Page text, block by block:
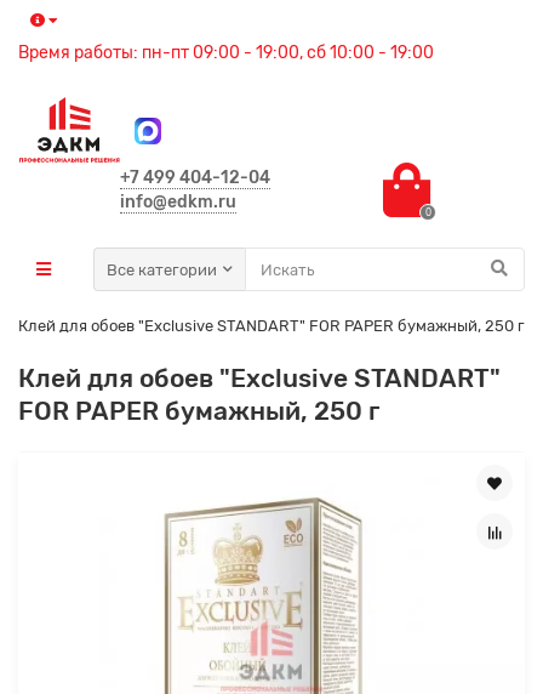
Время работы: пн-пт 09:00 - 19:00, сб 10:00 - 19:00
+7 499 404-12-04
info@edkm.ru
0
Все категории
Клей для обоев "Exclusive STANDART" FOR PAPER бумажный, 250 г
Клей для обоев "Exclusive STANDART"
FOR PAPER бумажный, 250 г